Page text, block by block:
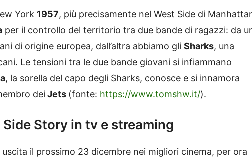
York 1957, più precisamente nel West Side di
per il controllo del territorio tra due bande di ragazzi: da
di origine europea, dall’altra abbiamo gli Sharks, una
Le tensioni tra le due bande giovani si infiammano
, la sorella del capo degli Sharks, conosce e si innamora
deiJets (fonte: https://www.tomshw.it/).
Story in tv e streaming
uscita il prossimo 23 dicembre nei migliori cinema, per ora